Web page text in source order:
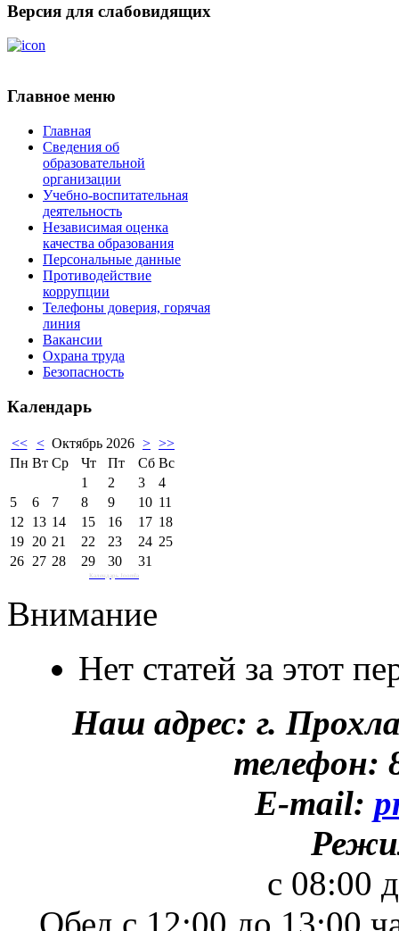
Версия для слабовидящих
Главное меню
Главная
Сведения об
образовательной
организации
Учебно-воспитательная
деятельность
Независимая оценка
качества образования
Персональные данные
Противодействие
коррупции
Телефоны доверия, горячая
линия
Вакансии
Охрана труда
Безопасность
Календарь
<< < Октябрь 2026 > >>
Пн Вт Ср Чт Пт Сб Вс
1
2 3
4
5
6 7 8 9 10 11
12
13 14 15 16 17 18
19 20 21 22 23 24 25
26 27 28 29 30 31
Календарь Joomla
Внимание
Нет статей за этот
Наш адрес: г.
телефон:
E-mail:
с 08:00